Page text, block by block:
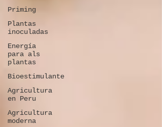
Priming
Plantas
inoculadas
Energía
para als
plantas
Bioestimulante
Agricultura
en Peru
Agricultura
moderna